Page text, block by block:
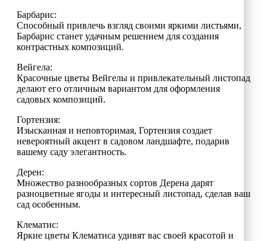
Барбарис:
Способный привлечь взгляд своими яркими листьями,
Барбарис станет удачным решением для создания
контрастных композиций.
Вейгела:
Красочные цветы Вейгелы и привлекательный листопад
делают его отличным вариантом для оформления
садовых композиций.
Гортензия:
Изысканная и неповторимая, Гортензия создает
невероятный акцент в садовом ландшафте, подарив
вашему саду элегантность.
Дерен:
Множество разнообразных сортов Дерена дарят
разноцветные ягоды и интересный листопад, сделав ваш
сад особенным.
Клематис:
Яркие цветы Клематиса удивят вас своей красотой и